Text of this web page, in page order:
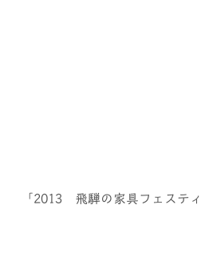
「2013 飛騨の家具フェス